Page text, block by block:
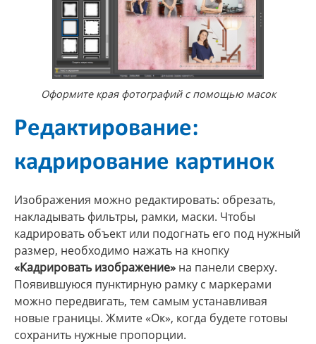
Оформите края фотографий с помощью масок
Редактирование:
кадрирование картинок
Изображения можно редактировать: обрезать,
накладывать фильтры, рамки, маски. Чтобы
кадрировать объект или подогнать его под нужный
размер, необходимо нажать на кнопку
«Кадрировать изображение» на панели сверху.
Появившуюся пунктирную рамку с маркерами
можно передвигать, тем самым устанавливая
новые границы. Жмите «Ок», когда будете готовы
сохранить нужные пропорции.